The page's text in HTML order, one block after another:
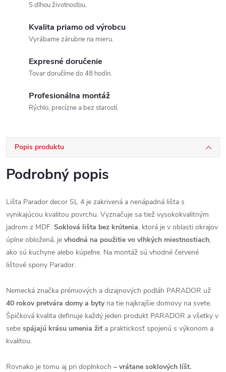
S dlhou životnosťou.
Kvalita priamo od výrobcu
Vyrábame zárubne na mieru.
Expresné doručenie
Tovar doručíme do 48 hodín.
Profesionálna montáž
Rýchlo, precízne a bez starostí.
Popis produktu
Podrobný popis
Lišta Parador decor SL 4 je zakrivená a nenápadná lišta s
vynikajúcou kvalitou povrchu. Vyznačuje sa tiež vysokokvalitným
jadrom z MDF. Soklová lišta bez krútenia, ktorá je v oblasti okrajov
úplne obložená, je vhodná na použitie vo vlhkých miestnostiach,
ako sú kuchyne alebo kúpeľne. Na montáž sú vhodné červené
lištové spony Parador.
Nemecká značka prémiových a dizajnových podláh PARADOR už
40 rokov pretvára domy a byty na tie najkrajšie domovy na svete.
Špičková kvalita definuje každý jeden produkt PARADOR a všetky v
sebe spájajú krásu umenia žiť a praktickosť spojenú s výkonom a
kvalitou.
Rovnako je tomu aj pri doplnkoch – vrátane soklových líšt.